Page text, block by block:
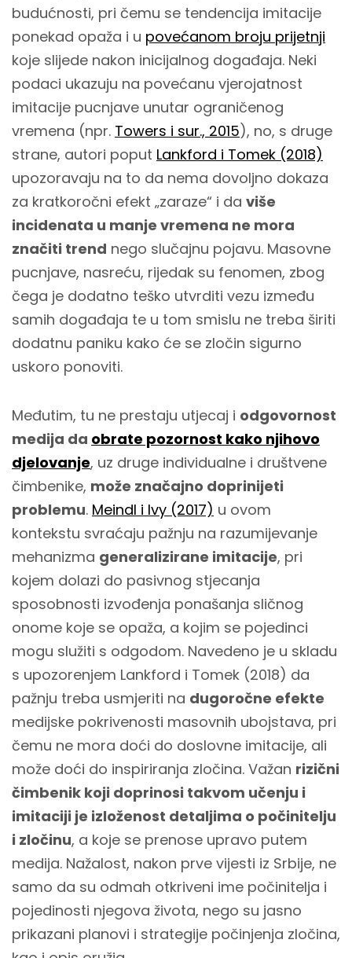
budućnosti, pri čemu se tendencija imitacije
ponekad opaža i u povećanom broju prijetnji
koje slijede nakon inicijalnog događaja. Neki
podaci ukazuju na povećanu vjerojatnost
imitacije pucnjave unutar ograničenog
vremena (npr. Towers i sur., 2015), no, s druge
strane, autori poput Lankford i Tomek (2018)
upozoravaju na to da nema dovoljno dokaza
za kratkoročni efekt „zaraze“ i da više
incidenata u manje vremena ne mora
značiti trend nego slučajnu pojavu. Masovne
pucnjave, nasreću, rijedak su fenomen, zbog
čega je dodatno teško utvrditi vezu između
samih događaja te u tom smislu ne treba širiti
dodatnu paniku kako će se zločin sigurno
uskoro ponoviti.
Međutim, tu ne prestaju utjecaj i odgovornost
medija da obrate pozornost kako njihovo
djelovanje, uz druge individualne i društvene
čimbenike, može značajno doprinijeti
problemu. Meindl i Ivy (2017) u ovom
kontekstu svraćaju pažnju na razumijevanje
mehanizma generalizirane imitacije, pri
kojem dolazi do pasivnog stjecanja
sposobnosti izvođenja ponašanja sličnog
onome koje se opaža, a kojim se pojedinci
mogu služiti s odgodom. Navedeno je u skladu
s upozorenjem Lankford i Tomek (2018) da
pažnju treba usmjeriti na dugoročne efekte
medijske pokrivenosti masovnih ubojstava, pri
čemu ne mora doći do doslovne imitacije, ali
može doći do inspiriranja zločina. Važan rizični
čimbenik koji doprinosi takvom učenju i
imitaciji je izloženost detaljima o počinitelju
i zločinu, a koje se prenose upravo putem
medija. Nažalost, nakon prve vijesti iz Srbije, ne
samo da su odmah otkriveni ime počinitelja i
pojedinosti njegova života, nego su jasno
prikazani planovi i strategije počinjenja zločina,